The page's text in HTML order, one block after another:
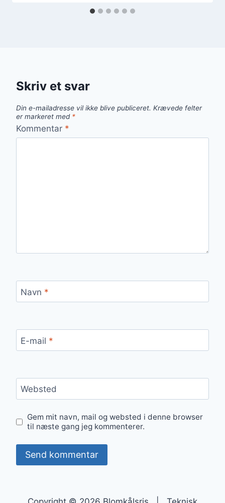
Skriv et svar
Din e-mailadresse vil ikke blive publiceret. Krævede felter
er markeret med *
Kommentar *
Navn *
E-mail *
Websted
Gem mit navn, mail og websted i denne browser
til næste gang jeg kommenterer.